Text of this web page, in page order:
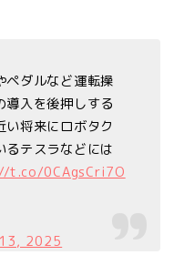
ペダルなど運転操
導入を後押しする
将来にロボタク
るテスラなどには
t.co/0CAgsCri7O
2025